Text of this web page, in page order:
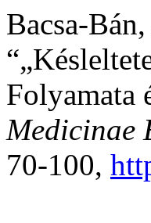
Bacsa-
Folyamata
Medicinae
70-100,